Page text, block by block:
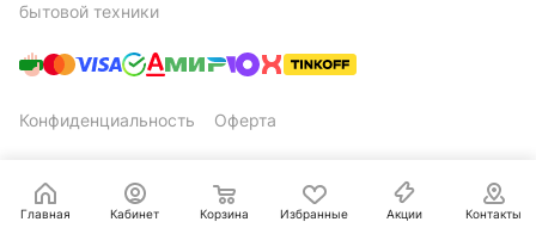
бытовой техники
Конфиденциальность Оферта
Главная Кабинет Корзина Избранные Акции Контакты